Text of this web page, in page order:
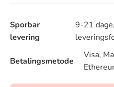
Sporbar
levering
9-21
Betalingsmetode
Visa,